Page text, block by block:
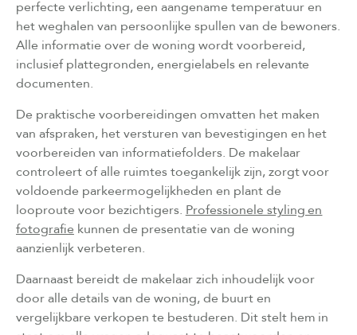
perfecte verlichting, een aangename temperatuur en
het weghalen van persoonlijke spullen van de bewoners.
Alle informatie over de woning wordt voorbereid,
inclusief plattegronden, energielabels en relevante
documenten.
De praktische voorbereidingen omvatten het maken
van afspraken, het versturen van bevestigingen en het
voorbereiden van informatiefolders. De makelaar
controleert of alle ruimtes toegankelijk zijn, zorgt voor
voldoende parkeermogelijkheden en plant de
looproute voor bezichtigers. Professionele styling en
fotografie kunnen de presentatie van de woning
aanzienlijk verbeteren.
Daarnaast bereidt de makelaar zich inhoudelijk voor
door alle details van de woning, de buurt en
vergelijkbare verkopen te bestuderen. Dit stelt hem in